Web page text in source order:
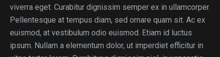
viverra eget. Curabitur dignissim semper ex in ullamcorper.
Pellentesque at tempus diam, sed ornare quam sit. Ac ex
euismod, at vestibulum odio euismod. Etiam id luctus
ipsum. Nullam a elementum dolor, ut imperdiet efficitur in